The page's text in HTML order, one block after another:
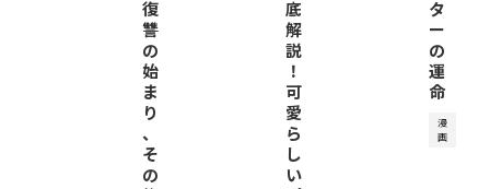
復
讐
の
始
ま
り
、
そ
の
底
解
説
！
可
愛
ら
し
い
タ
ー
の
運
命
漫
画